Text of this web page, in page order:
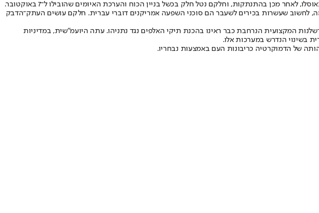
בשנתיים האחרונות שמענו את הלשעברים מאצולת הממסד הביטחוני חוזרים על אותן מנטרות וסיסמאות. הם טעו באוסלו, לאחר מכן בהתנתקות, וחלקם נטל חלק בכשל בניין הכוח והערכת האיומים שהובילו ל־7 באוקטובר.
לחשוב שעשרות בכירים לשעבר הם סוכני השפעה אמריקנים דוברי עברית. חלקם עושים העתק־הדבק
המקצועית הנרחבת כבר ראינו בהכנת תיקי האלפים נגד נתניהו. עתה היועמ"שית, במדיניות
בשינוי הנדרש במערכות אלו.
של הדמוקרטיה כריבונות העם באמצעות נבחריו.